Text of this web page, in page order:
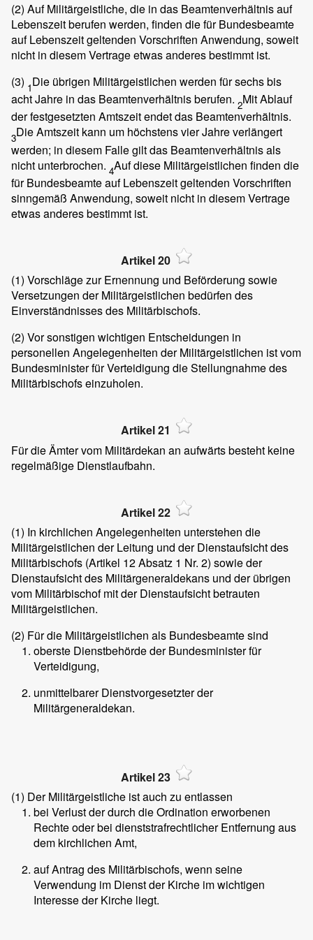
(2) Auf Militärgeistliche, die in das Beamtenverhältnis auf
Lebenszeit berufen werden, finden die für Bundesbeamte
auf Lebenszeit geltenden Vorschriften Anwendung, soweit
nicht in diesem Vertrage etwas anderes bestimmt ist.
(3) 1Die übrigen Militärgeistlichen werden für sechs bis
acht Jahre in das Beamtenverhältnis berufen. 2Mit Ablauf
der festgesetzten Amtszeit endet das Beamtenverhältnis.
3Die Amtszeit kann um höchstens vier Jahre verlängert
werden; in diesem Falle gilt das Beamtenverhältnis als
nicht unterbrochen. 4Auf diese Militärgeistlichen finden die
für Bundesbeamte auf Lebenszeit geltenden Vorschriften
sinngemäß Anwendung, soweit nicht in diesem Vertrage
etwas anderes bestimmt ist.
Artikel 20
(1) Vorschläge zur Ernennung und Beförderung sowie
Versetzungen der Militärgeistlichen bedürfen des
Einverständnisses des Militärbischofs.
(2) Vor sonstigen wichtigen Entscheidungen in
personellen Angelegenheiten der Militärgeistlichen ist vom
Bundesminister für Verteidigung die Stellungnahme des
Militärbischofs einzuholen.
Artikel 21
Für die Ämter vom Militärdekan an aufwärts besteht keine
regelmäßige Dienstlaufbahn.
Artikel 22
(1) In kirchlichen Angelegenheiten unterstehen die
Militärgeistlichen der Leitung und der Dienstaufsicht des
Militärbischofs (Artikel 12 Absatz 1 Nr. 2) sowie der
Dienstaufsicht des Militärgeneraldekans und der übrigen
vom Militärbischof mit der Dienstaufsicht betrauten
Militärgeistlichen.
(2) Für die Militärgeistlichen als Bundesbeamte sind
oberste Dienstbehörde der Bundesminister für
Verteidigung,
unmittelbarer Dienstvorgesetzter der
Militärgeneraldekan.
Artikel 23
(1) Der Militärgeistliche ist auch zu entlassen
bei Verlust der durch die Ordination erworbenen
Rechte oder bei dienststrafrechtlicher Entfernung aus
dem kirchlichen Amt,
auf Antrag des Militärbischofs, wenn seine
Verwendung im Dienst der Kirche im wichtigen
Interesse der Kirche liegt.